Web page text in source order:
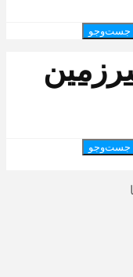
جست‌وجو
جست‌وجو